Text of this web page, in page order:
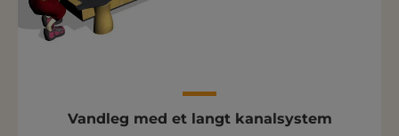
Vandleg med et langt kanalsystem